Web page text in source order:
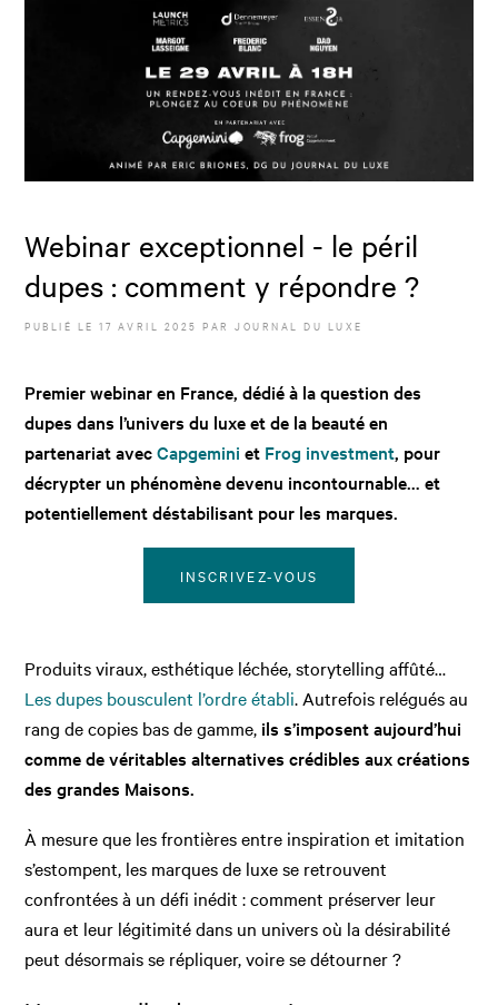
Webinar exceptionnel - le péril
dupes : comment y répondre ?
PUBLIÉ LE17 AVRIL 2025 PAR JOURNAL DU LUXE
Premier webinar en France, dédié à la question des
dupes dans l’univers du luxe et de la beauté en
partenariat avecCapgemini et Frog investment, pour
décrypter un phénomène devenu incontournable… et
potentiellement déstabilisant pour les marques.
INSCRIVEZ-VOUS
Produits viraux, esthétique léchée, storytelling affûté…
Les dupes bousculent l’ordre établi. Autrefois relégués au
rang de copies bas de gamme, ils s’imposent aujourd’hui
comme de véritables alternatives crédibles aux créations
des grandes Maisons.
À mesure que les frontières entre inspiration et imitation
s’estompent, les marques de luxe se retrouvent
confrontées à un défi inédit : comment préserver leur
aura et leur légitimité dans un univers où la désirabilité
peut désormais se répliquer, voire se détourner ?